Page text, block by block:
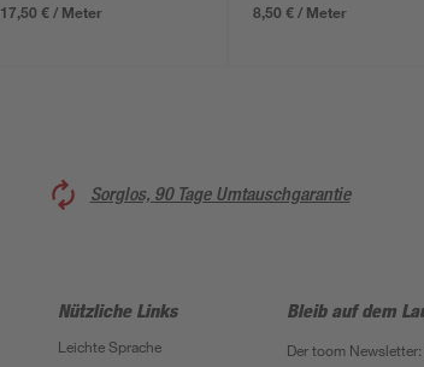
17,50 € / Meter 8,50 € / Meter
Sorglos, 90 Tage Umtauschgarantie
Nützliche Links
Leichte Sprache
Bleib auf dem
Der toom